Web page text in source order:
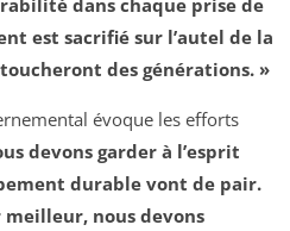
dans chaque prise de
est sacrifié sur l’autel de la
des générations. »
évoque les efforts
devons garder à l’esprit
durable vont de pair.
nous devons